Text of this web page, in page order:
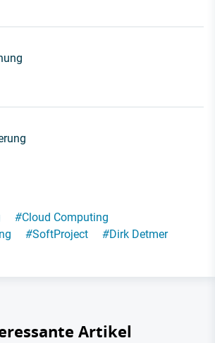
#Cloud Computing
#SoftProject #Dirk Detmer
Artikel